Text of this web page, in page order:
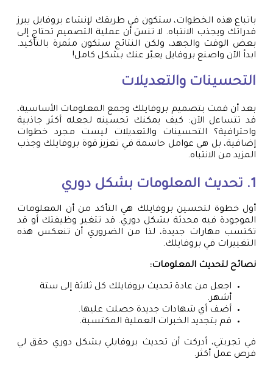
باتباع هذه الخطوات، ستكون في طريقك لإنشاء بروفايل يبرز
قدراتك ويجذب الانتباه. لا تنسَ أن عملية التصميم تحتاج إلى
بعض الوقت والجهد، ولكن النتائج ستكون مثمرة بالتأكيد.
ابدأ الآن واصنع بروفايل يعبّر عنك بشكل كامل!
التحسينات والتعديلات
بعد أن قمت بتصميم بروفايلك وجمع المعلومات الأساسية،
قد تتساءل الآن: كيف يمكنك تحسينه لجعله أكثر جاذبية
واحترافية؟ التحسينات والتعديلات ليست مجرد خطوات
إضافية، بل هي عوامل حاسمة في تعزيز قوة بروفايلك وجذب
المزيد من الانتباه.
1. تحديث المعلومات بشكل دوري
أول خطوة لتحسين بروفايلك هي التأكد من أن المعلومات
الموجودة فيه محدثة بشكل دوري. قد تتغير وظيفتك أو قد
تكتسب مهارات جديدة، لذا من الضروري أن تنعكس هذه
التغييرات في بروفايلك.
نصائح لتحديث المعلومات:
اجعل من عادة تحديث بروفايلك كل ثلاثة إلى ستة
أشهر.
أضف أي شهادات جديدة حصلت عليها.
قم بتجديد الخبرات العملية المكتسبة.
في تجربتي، أدركت أن تحديث بروفايلي بشكل دوري حقق لي
فرص عمل أكثر.